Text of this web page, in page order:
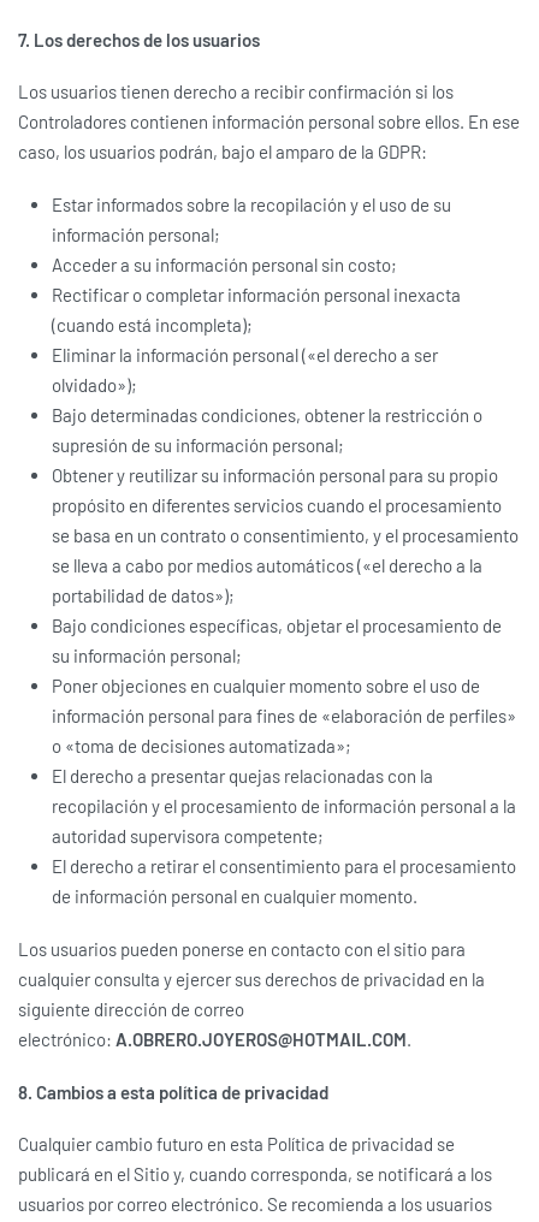
7. Los derechos de los usuarios
Los usuarios tienen derecho a recibir confirmación si los
Controladores contienen información personal sobre ellos. En ese
caso, los usuarios podrán, bajo el amparo de la GDPR:
Estar informados sobre la recopilación y el uso de su
información personal;
Acceder a su información personal sin costo;
Rectificar o completar información personal inexacta
(cuando está incompleta);
Eliminar la información personal («el derecho a ser
olvidado»);
Bajo determinadas condiciones, obtener la restricción o
supresión de su información personal;
Obtener y reutilizar su información personal para su propio
propósito en diferentes servicios cuando el procesamiento
se basa en un contrato o consentimiento, y el procesamiento
se lleva a cabo por medios automáticos («el derecho a la
portabilidad de datos»);
Bajo condiciones específicas, objetar el procesamiento de
su información personal;
Poner objeciones en cualquier momento sobre el uso de
información personal para fines de «elaboración de perfiles»
o «toma de decisiones automatizada»;
El derecho a presentar quejas relacionadas con la
recopilación y el procesamiento de información personal a la
autoridad supervisora ​​competente;
El derecho a retirar el consentimiento para el procesamiento
de información personal en cualquier momento.
Los usuarios pueden ponerse en contacto con el sitio para
cualquier consulta y ejercer sus derechos de privacidad en la
siguiente dirección de correo
electrónico: A.OBRERO.JOYEROS@HOTMAIL.COM.
8. Cambios a esta política de privacidad
Cualquier cambio futuro en esta Política de privacidad se
publicará en el Sitio y, cuando corresponda, se notificará a los
usuarios por correo electrónico. Se recomienda a los usuarios